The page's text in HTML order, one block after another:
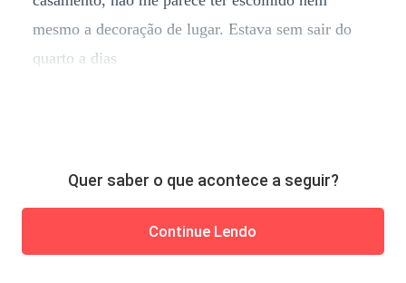
mesmo a decoração de lugar. Estava sem sair do
quarto a dias
Quer saber o que acontece a seguir?
Continue Lendo